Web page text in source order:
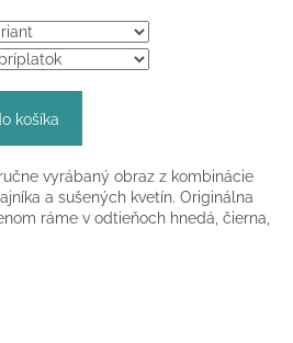
košíka
vyrábaný obraz z kombinácie
a sušených kvetín. Originálna
ráme v odtieňoch hnedá, čierna,